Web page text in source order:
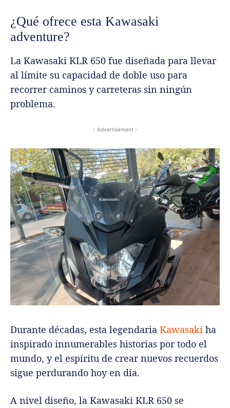
¿Qué ofrece esta Kawasaki
adventure?
La Kawasaki KLR 650 fue diseñada para llevar
al límite su capacidad de doble uso para
recorrer caminos y carreteras sin ningún
problema.
- Advertisement -
Durante décadas, esta legendaria Kawasaki ha
inspirado innumerables historias por todo el
mundo, y el espíritu de crear nuevos recuerdos
sigue perdurando hoy en día.
A nivel diseño, la Kawasaki KLR 650 se